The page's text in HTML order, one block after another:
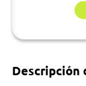
Descripción